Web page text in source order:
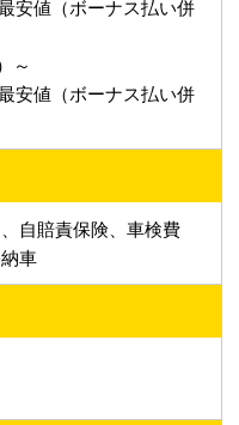
安値（ボーナス払い併
～
安値（ボーナス払い併
自賠責保険、車検費
車